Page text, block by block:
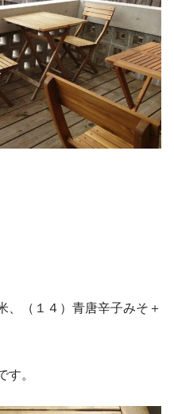
、（１４）青唐辛子みそ＋
す。